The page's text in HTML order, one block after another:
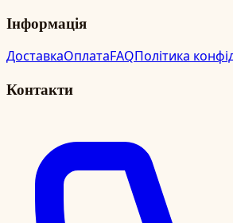
Інформація
ДоставкаОплатаFAQПолітика
Контакти